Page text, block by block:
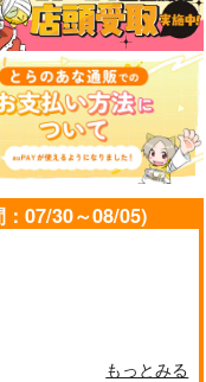
07/30～08/05)
もっとみる